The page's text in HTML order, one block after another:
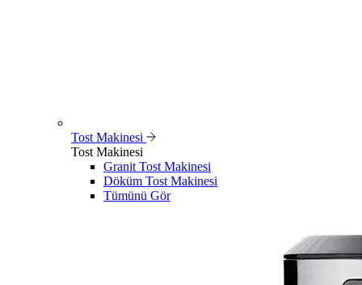
Tost Makinesi
Tost Makinesi
Granit Tost Makinesi
Döküm Tost Makinesi
Tümünü Gör